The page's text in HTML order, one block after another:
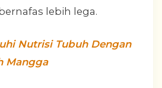
lebih lega.
Nutrisi Tubuh Dengan
Mangga